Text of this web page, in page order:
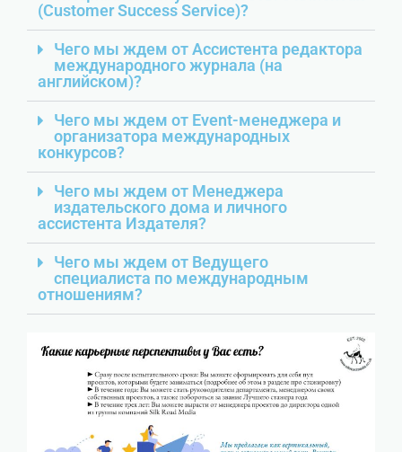
(Customer Success Service)?
Чего мы ждем от Ассистента редактора
международного журнала (на
английском)?
Чего мы ждем от Event-менеджера и
организатора международных
конкурсов?
Чего мы ждем от Менеджера
издательского дома и личного
ассистента Издателя?
Чего мы ждем от Ведущего
специалиста по международным
отношениям?